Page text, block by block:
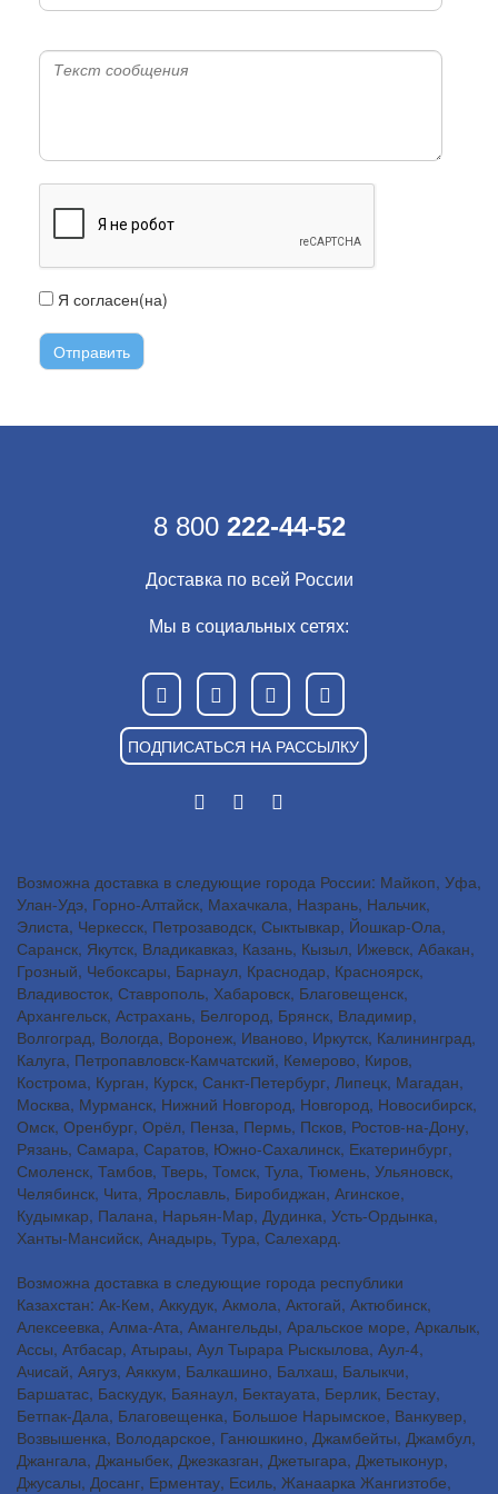
Я согласен(на)
8 800 222-44-52
Доставка по всей России
Мы в социальных сетях:
ПОДПИСАТЬСЯ НА РАССЫЛКУ
Возможна доставка в следующие города России: Майкоп, Уфа,
Улан-Удэ, Горно-Алтайск, Махачкала, Назрань, Нальчик,
Элиста, Черкесск, Петрозаводск, Сыктывкар, Йошкар-Ола,
Саранск, Якутск, Владикавказ, Казань, Кызыл, Ижевск, Абакан,
Грозный, Чебоксары, Барнаул, Краснодар, Красноярск,
Владивосток, Ставрополь, Хабаровск, Благовещенск,
Архангельск, Астрахань, Белгород, Брянск, Владимир,
Волгоград, Вологда, Воронеж, Иваново, Иркутск, Калининград,
Калуга, Петропавловск-Камчатский, Кемерово, Киров,
Кострома, Курган, Курск, Санкт-Петербург, Липецк, Магадан,
Москва, Мурманск, Нижний Новгород, Новгород, Новосибирск,
Омск, Оренбург, Орёл, Пенза, Пермь, Псков, Ростов-на-Дону,
Рязань, Самара, Саратов, Южно-Сахалинск, Екатеринбург,
Смоленск, Тамбов, Тверь, Томск, Тула, Тюмень, Ульяновск,
Челябинск, Чита, Ярославль, Биробиджан, Агинское,
Кудымкар, Палана, Нарьян-Мар, Дудинка, Усть-Ордынка,
Ханты-Мансийск, Анадырь, Тура, Салехард.
Возможна доставка в следующие города республики
Казахстан: Ак-Кем, Аккудук, Акмола, Актогай, Актюбинск,
Алексеевка, Алма-Ата, Амангельды, Аральское море, Аркалык,
Ассы, Атбасар, Атыраы, Аул Тырара Рыскылова, Аул-4,
Ачисай, Аягуз, Аяккум, Балкашино, Балхаш, Балыкчи,
Баршатас, Баскудук, Баянаул, Бектауата, Берлик, Бестау,
Бетпак-Дала, Благовещенка, Большое Нарымское, Ванкувер,
Возвышенка, Володарское, Ганюшкино, Джамбейты, Джамбул,
Джангала, Джаныбек, Джезказган, Джетыгара, Джетыконур,
Джусалы, Досанг, Ерментау, Есиль, Жанаарка Жангизтобе,